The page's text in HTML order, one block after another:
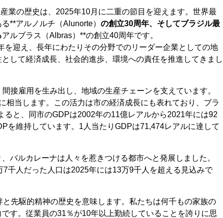
業の歴史は、2025年10月に二重の節目を迎えます。世界最
**アルノルチ（Alunorte） の創立30周年、そしてブラジル最
アルブラス（Albras）**の創立40周年です。
を迎え、長年にわたりその分野でのリーダー企業としての地
して経済成長、社会的進歩、環境への責任を推進してきまし
接雇用を生み出し、地域の生産チェーンを支えています。
相当します。この活力は市の経済成長にも表れており、ブラ
ると、同市のGDPは2002年の11億レアルから2021年には92
を維持しています。1人当たりGDPは71,474レアルに達して
バルカレーナは人々を惹きつける都市へと発展しました。
7千人だった人口は2025年には13万9千人を超える見込みで
と先駆的精神の歴史を意味します。私たちは何千もの家族の
す。従業員の31％が10年以上勤続していることを誇りに思